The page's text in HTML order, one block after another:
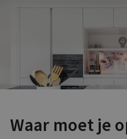
Waar moet je